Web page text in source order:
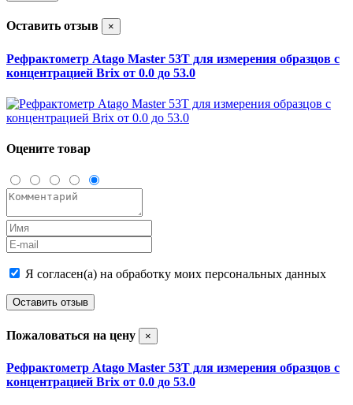
Оставить отзыв ×
Рефрактометр Atago Master 53T для измерения образцов с
концентрацией Brix от 0.0 до 53.0
Оцените товар
Я согласен(а) на обработку моих персональных данных
Оставить отзыв
Пожаловаться на цену ×
Рефрактометр Atago Master 53T для измерения образцов с
концентрацией Brix от 0.0 до 53.0